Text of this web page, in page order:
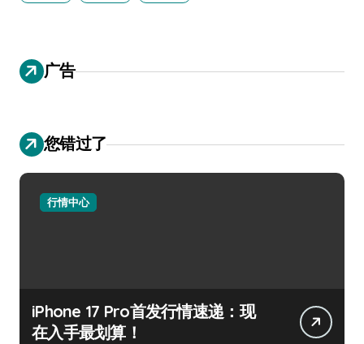
广告
您错过了
行情中心
iPhone 17 Pro首发行情速递：现
在入手最划算！